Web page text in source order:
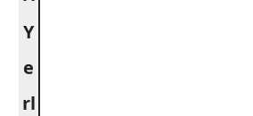
Y
e
rl